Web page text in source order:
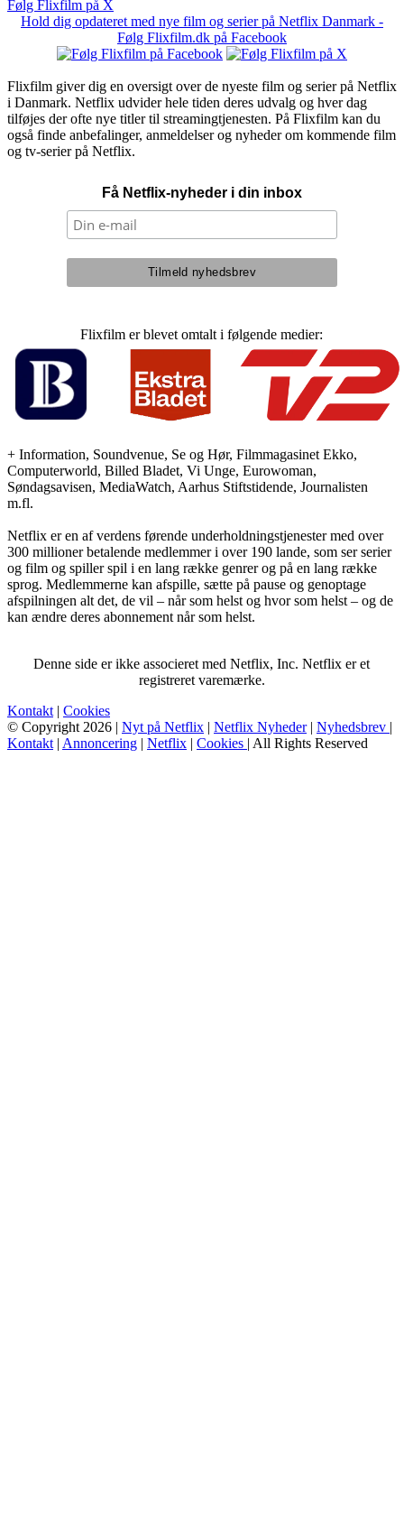
Følg Flixfilm på X
Hold dig opdateret med nye film og serier på Netflix Danmark -
Følg Flixfilm.dk på Facebook
Flixfilm giver dig en oversigt over de nyeste film og serier på Netflix
i Danmark. Netflix udvider hele tiden deres udvalg og hver dag
tilføjes der ofte nye titler til streamingtjenesten. På Flixfilm kan du
også finde anbefalinger, anmeldelser og nyheder om kommende film
og tv-serier på Netflix.
Få Netflix-nyheder i din inbox
Flixfilm er blevet omtalt i følgende medier:
+ Information, Soundvenue, Se og Hør, Filmmagasinet Ekko,
Computerworld, Billed Bladet, Vi Unge, Eurowoman,
Søndagsavisen, MediaWatch, Aarhus Stiftstidende, Journalisten
m.fl.
Netflix er en af verdens førende underholdningstjenester med over
300 millioner betalende medlemmer i over 190 lande, som ser serier
og film og spiller spil i en lang række genrer og på en lang række
sprog. Medlemmerne kan afspille, sætte på pause og genoptage
afspilningen alt det, de vil – når som helst og hvor som helst – og de
kan ændre deres abonnement når som helst.
Denne side er ikke associeret med Netflix, Inc. Netflix er et
registreret varemærke.
Kontakt | Cookies
© Copyright 2026 | Nyt på Netflix | Netflix Nyheder| Nyhedsbrev |
Kontakt | Annoncering | Netflix | Cookies | All Rights Reserved